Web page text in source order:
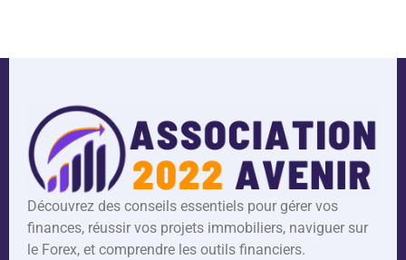
Découvrez des conseils essentiels pour gérer vos
finances, réussir vos projets immobiliers, naviguer sur
le Forex, et comprendre les outils financiers.